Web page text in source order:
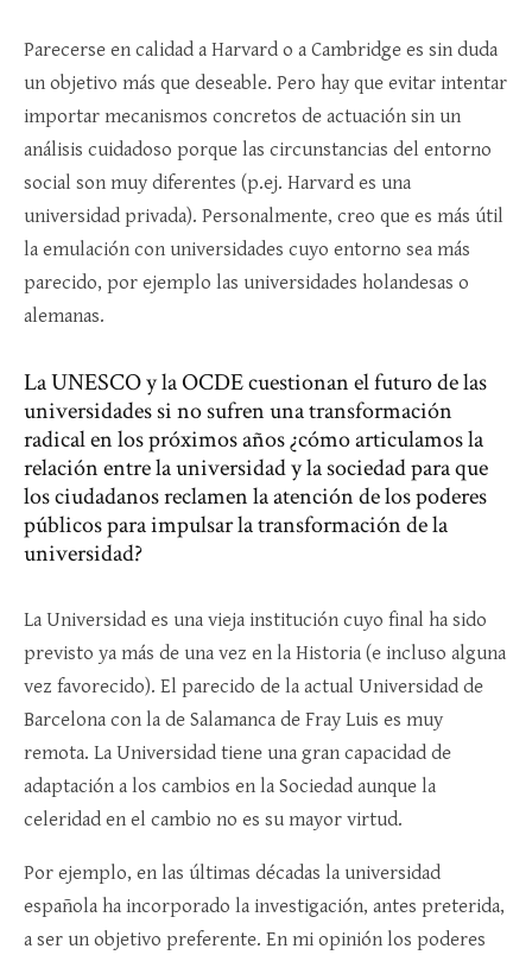
Parecerse en calidad a Harvard o a Cambridge es sin duda
un objetivo más que deseable. Pero hay que evitar intentar
importar mecanismos concretos de actuación sin un
análisis cuidadoso porque las circunstancias del entorno
social son muy diferentes (p.ej. Harvard es una
universidad privada). Personalmente, creo que es más útil
la emulación con universidades cuyo entorno sea más
parecido, por ejemplo las universidades holandesas o
alemanas.
La UNESCO y la OCDE cuestionan el futuro de las
universidades si no sufren una transformación
radical en los próximos años ¿cómo articulamos la
relación entre la universidad y la sociedad para que
los ciudadanos reclamen la atención de los poderes
públicos para impulsar la transformación de la
universidad?
La Universidad es una vieja institución cuyo final ha sido
previsto ya más de una vez en la Historia (e incluso alguna
vez favorecido). El parecido de la actual Universidad de
Barcelona con la de Salamanca de Fray Luis es muy
remota. La Universidad tiene una gran capacidad de
adaptación a los cambios en la Sociedad aunque la
celeridad en el cambio no es su mayor virtud.
Por ejemplo, en las últimas décadas la universidad
española ha incorporado la investigación, antes preterida,
a ser un objetivo preferente. En mi opinión los poderes